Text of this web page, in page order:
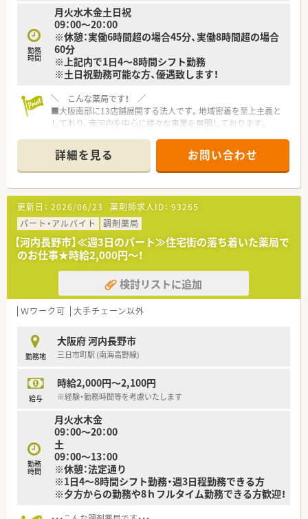
勤務
時間
月火水木金土日祝
09：00～20：00
※休憩：実働6時間超の場合45分、実働8時間超の場合
60分
※上記内で1日4～8時間シフト勤務
※土日祝勤務可能な方、優遇致します！
＼ こんな薬局です！ ／
■大阪南部に13店舗展開する法人です。地域密着を至上主義と
しており、南河内を中心に様々な事業を展開しております。
携が社内で当たり前のように行われています。薬剤師の他に医
者、看護師、ヘルパーやケアマネ、管理栄養士も在籍しています。
＼ コンサルタントおすすめポイント★ ／
■建物内にはフィットネスクラブ・ドラッグストアも併設されて
います。明るく清潔感のある環境で働けます！
■日曜・祝日も開局！管理栄養士も在籍し、薬のことだけでなく多
方面から地域の患者様のためになることを考えて運営していま
す。
■広々とした調剤室で業務効率を考えた店舗運営をされている
ため、気持ちよく働くことが出来ます。
＼ こんな方におすすめ！ ／
★ラストまでのシフト、日曜・祝日もお仕事可能な方
詳細を見る お問い合わせ
更新日： 2026/06/23 薬剤師求人ID： 93265
パート・アルバイト
調剤薬局
【河内長野市】≪週3日のパート≫住宅街の落ち着いた薬局で
のお仕事★時給2,000円～！
検討リストに追加
Ｗワーク可 大手チェーン以外
勤務地
大阪府 河内長野市
三日市町駅 (南海高野線)
給与
時給2,000円～2,100円
※経験・勤務時間等を考慮いたします
勤務
時間
月火水木金
09：00～20：00
土
09：00～13：00
※休憩：法定通り
※1日4～8時間シフト勤務・週3日程勤務できる方
※夕方からの勤務や8ｈフルタイム勤務できる方歓迎！